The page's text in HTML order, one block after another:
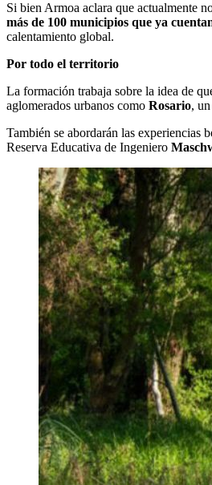
Si bien Armoa aclara que actualmente
más de 100 municipios que ya
calentamiento global.
Por todo el territorio
La formación trabaja sobre la idea de
aglomerados urbanos como Rosario,
También se abordarán las experiencias
Reserva Educativa de Ingeniero